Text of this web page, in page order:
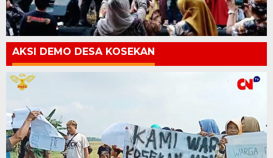
AKSI DEMO DESA KOSEKAN